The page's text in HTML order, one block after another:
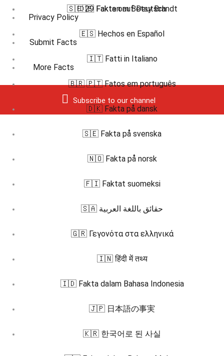
Privacy Policy
Submit Facts
More Facts
Subscribe to our channel
🇸🇪 29 Fakta om Betsy Brandt
🇩🇪 Fakten auf Deutsch
🇪🇸 Hechos en Español
🇮🇹 Fatti in Italiano
🇧🇷 🇵🇹 Fatos em português
🇩🇰 Fakta på dansk
🇸🇪 Fakta på svenska
🇳🇴 Fakta på norsk
🇫🇮 Faktat suomeksi
🇸🇦 حقائق باللغة العربية
🇬🇷 Γεγονότα στα ελληνικά
🇮🇳 हिंदी में तथ्य
🇮🇩 Fakta dalam Bahasa Indonesia
🇯🇵 日本語の事実
🇰🇷 한국어로 된 사실